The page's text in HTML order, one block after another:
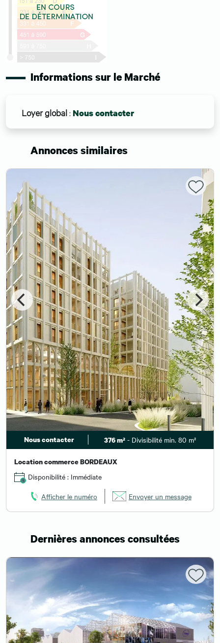
Informations sur le Marché
Loyer global: Nous contacter
Annonces similaires
Nous contacter 376 m² - Divisibilité min. 80 m²
Location commerce BORDEAUX
Disponibilité : Immédiate
Afficher le numéro Envoyer un message
Dernières annonces consultées